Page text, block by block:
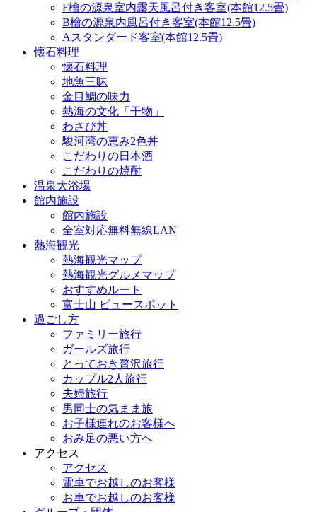
F檜の源泉室内露天風呂付き客室(本館12.5畳)
B檜の源泉内風呂付き客室(本館12.5畳)
Aスタンダード客室(本館12.5畳)
懐石料理
懐石料理
地魚三昧
金目鯛の味力
熱海の文化「干物」
わさび丼
駿河湾の恵み2色丼
こだわりの日本酒
こだわりの焼酎
温泉大浴場
館内施設
館内施設
全室対応無料無線LAN
熱海観光
熱海観光マップ
熱海観光グルメマップ
おすすめルート
富士山 ビュースポット
過ごし方
ファミリー旅行
ガールズ旅行
とっておき贅沢旅行
カップル2人旅行
夫婦旅行
男同士の気まま旅
お子様連れのお客様へ
おみ足の悪い方へ
アクセス
アクセス
電車でお越しのお客様
お車でお越しのお客様